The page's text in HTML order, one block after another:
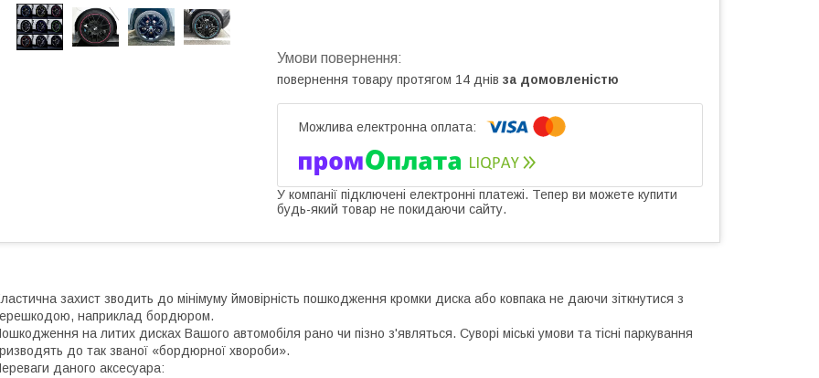
повернення товару протягом 14 днів за домовленістю
У компанії підключені електронні платежі. Тепер ви можете купити
будь-який товар не покидаючи сайту.
захист зводить до мінімуму ймовірність пошкодження кромки диска або ковпака не даючи зіткнутися з
наприклад бордюром.
на литих дисках Вашого автомобіля рано чи пізно з'являться. Суворі міські умови та тісні паркування
до так званої «бордюрної хвороби».
даного аксесуара: